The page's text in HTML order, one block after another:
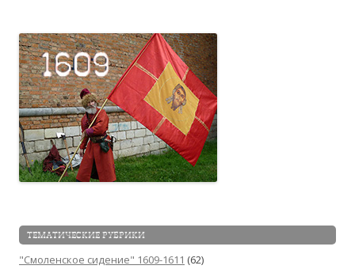
ТЕМАТИЧЕСКИЕ РУБРИКИ
"Смоленское сидение" 1609-1611 (62)